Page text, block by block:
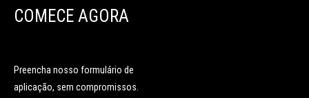
COMECE AGORA
Preencha nosso formulário de
aplicação, sem compromissos.